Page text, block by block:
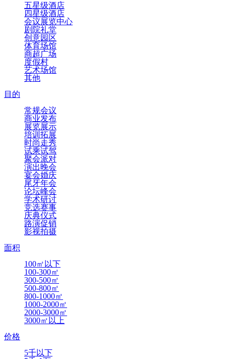
五星级酒店
四星级酒店
会议展览中心
剧院礼堂
创意园区
体育场馆
商超广场
度假村
艺术场馆
其他
目的
常规会议
商业发布
展览展示
培训拓展
时尚走秀
试乘试驾
聚会派对
演出晚会
宴会婚庆
尾牙年会
论坛峰会
学术研讨
竞选赛事
庆典仪式
路演促销
影视拍摄
面积
100㎡以下
100-300㎡
300-500㎡
500-800㎡
800-1000㎡
1000-2000㎡
2000-3000㎡
3000㎡以上
价格
5千以下